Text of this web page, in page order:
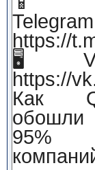
https://
🖥
https://
Как
обошли
95%